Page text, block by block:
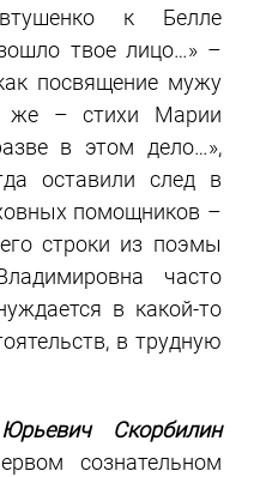
к Белле
твое лицо…» –
посвящение мужу
же – стихи Марии
в этом дело…»,
оставили след в
помощников –
строки из поэмы
часто
в какой-то
в трудную
Скорбилин
сознательном